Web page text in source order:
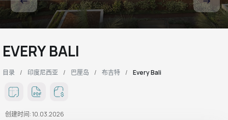
EVERY BALI
目录 印度尼西亚 巴厘岛 布吉特 Every Bali
创建时间: 10.03.2026